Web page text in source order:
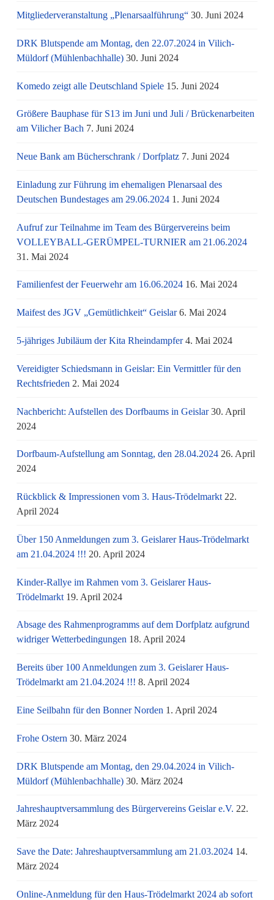
Mitgliederveranstaltung „Plenarsaalführung“ 30. Juni 2024
DRK Blutspende am Montag, den 22.07.2024 in Vilich-
Müldorf (Mühlenbachhalle) 30. Juni 2024
Komedo zeigt alle Deutschland Spiele 15. Juni 2024
Größere Bauphase für S13 im Juni und Juli / Brü­cken­ar­bei­ten
am Vi­li­cher Bach 7. Juni 2024
Neue Bank am Bücherschrank / Dorfplatz 7. Juni 2024
Einladung zur Führung im ehemaligen Plenarsaal des
Deutschen Bundestages am 29.06.2024 1. Juni 2024
Aufruf zur Teilnahme im Team des Bürgervereins beim
VOLLEYBALL-GERÜMPEL-TURNIER am 21.06.2024
31. Mai 2024
Familienfest der Feuerwehr am 16.06.2024 16. Mai 2024
Maifest des JGV „Gemütlichkeit“ Geislar 6. Mai 2024
5-jähriges Jubiläum der Kita Rheindampfer 4. Mai 2024
Vereidigter Schiedsmann in Geislar: Ein Vermittler für den
Rechtsfrieden 2. Mai 2024
Nachbericht: Aufstellen des Dorfbaums in Geislar 30. April
2024
Dorfbaum-Aufstellung am Sonntag, den 28.04.2024 26. April
2024
Rückblick & Impressionen vom 3. Haus-Trödelmarkt 22.
April 2024
Über 150 Anmeldungen zum 3. Geislarer Haus-Trödelmarkt
am 21.04.2024 !!! 20. April 2024
Kinder-Rallye im Rahmen vom 3. Geislarer Haus-
Trödelmarkt 19. April 2024
Absage des Rahmenprogramms auf dem Dorfplatz aufgrund
widriger Wetterbedingungen 18. April 2024
Bereits über 100 Anmeldungen zum 3. Geislarer Haus-
Trödelmarkt am 21.04.2024 !!! 8. April 2024
Eine Seilbahn für den Bonner Norden 1. April 2024
Frohe Ostern 30. März 2024
DRK Blutspende am Montag, den 29.04.2024 in Vilich-
Müldorf (Mühlenbachhalle) 30. März 2024
Jahreshauptversammlung des Bürgervereins Geislar e.V. 22.
März 2024
Save the Date: Jahreshauptversammlung am 21.03.2024 14.
März 2024
Online-Anmeldung für den Haus-Trödelmarkt 2024 ab sofort